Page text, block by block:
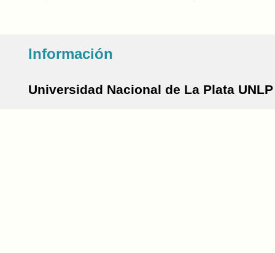
Información
Universidad Nacional de La Plata UNLP